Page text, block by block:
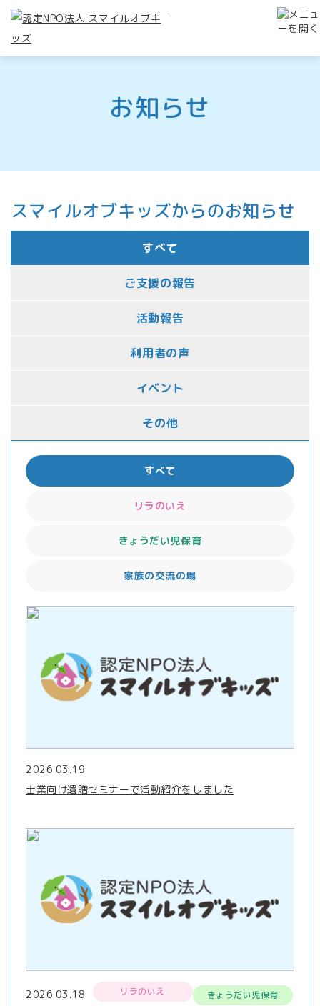
-
お知らせ
スマイルオブキッズからのお知らせ
すべて
ご支援の報告
活動報告
利用者の声
イベント
その他
すべて
リラのいえ
きょうだい児保育
家族の交流の場
2026.03.19
士業向け遺贈セミナーで活動紹介をしました
2026.03.18 リラのいえ
きょうだい児保育